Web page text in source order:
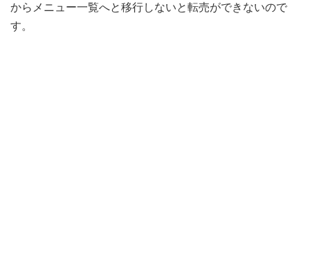
からメニュー一覧へと移行しないと転売ができないので
す。